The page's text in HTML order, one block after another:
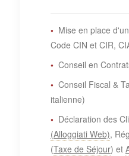
Mise en place
Code CIN et CIR,
Conseil en
Conseil Fiscal &
italienne)
Déclaration des
(Alloggiati Web),
(Taxe de Séjour) et